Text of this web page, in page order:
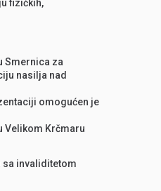
fizičkih,
Smernica za
nasilja nad
omogućen je
Velikom Krčmaru
sa invaliditetom